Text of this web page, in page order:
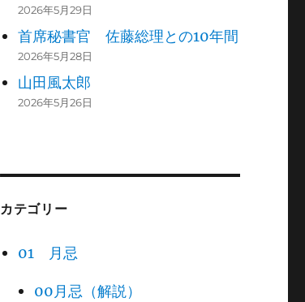
2026年5月29日
首席秘書官 佐藤総理との10年間
2026年5月28日
山田風太郎
2026年5月26日
カテゴリー
01 月忌
00月忌（解説）